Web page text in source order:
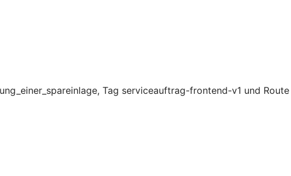
Tag serviceauftrag-frontend-v1 und Route